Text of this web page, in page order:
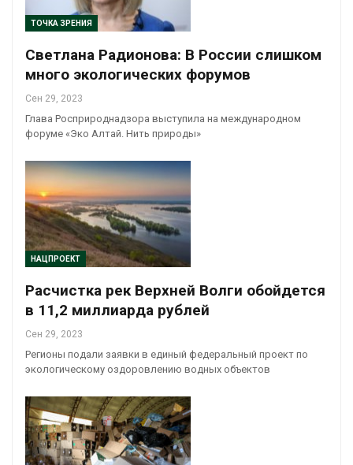
ТОЧКА ЗРЕНИЯ
Светлана Радионова: В России слишком
много экологических форумов
Сен 29, 2023
Глава Росприроднадзора выступила на международном
форуме «Эко Алтай. Нить природы»
НАЦПРОЕКТ
Расчистка рек Верхней Волги обойдется
в 11,2 миллиарда рублей
Сен 29, 2023
Регионы подали заявки в единый федеральный проект по
экологическому оздоровлению водных объектов